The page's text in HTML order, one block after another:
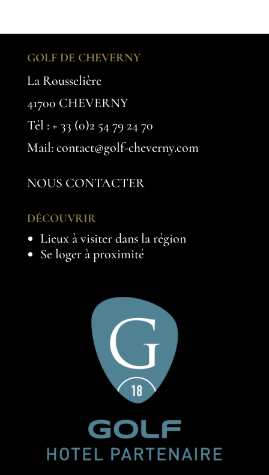
GOLF DE CHEVERNY
La Rousselière
41700 CHEVERNY
Tél :+ 33 (0)2 54 79 24 70
Mail: contact@golf-cheverny.com
NOUS CONTACTER
DÉCOUVRIR
Lieux à visiter dans la région
Se loger à proximité